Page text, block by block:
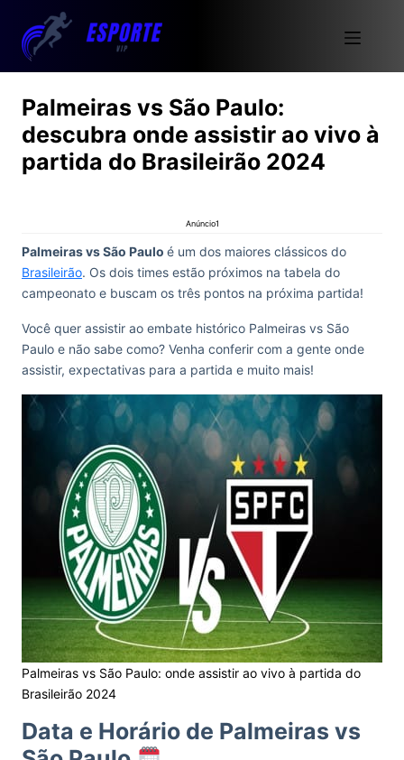
Palmeiras vs São Paulo:
descubra onde assistir ao vivo à
partida do Brasileirão 2024
Anúncio1
Palmeiras vs São Paulo é um dos maiores clássicos do
Brasileirão. Os dois times estão próximos na tabela do
campeonato e buscam os três pontos na próxima partida!
Você quer assistir ao embate histórico Palmeiras vs São
Paulo e não sabe como? Venha conferir com a gente onde
assistir, expectativas para a partida e muito mais!
Palmeiras vs São Paulo: onde assistir ao vivo à partida do
Brasileirão 2024
Data e Horário de Palmeiras vs